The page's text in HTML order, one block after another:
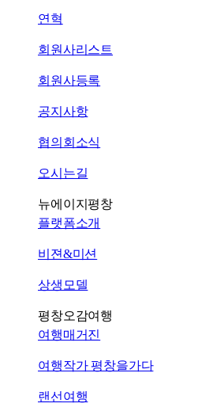
연혁
회원사리스트
회원사등록
공지사항
협의회소식
오시는길
뉴에이지평창
플랫폼소개
비젼&미션
상생모델
평창오감여행
여행매거진
여행작가 평창을가다
랜선여행